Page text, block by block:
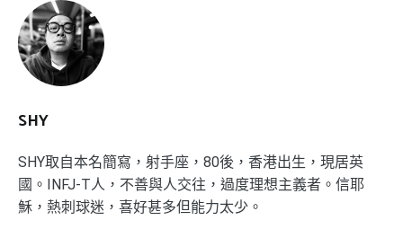
SHY
SHY取自本名簡寫，射手座，80後，香港出生，現居英
國。INFJ-T人，不善與人交往，過度理想主義者。信耶
穌，熱刺球迷，喜好甚多但能力太少。